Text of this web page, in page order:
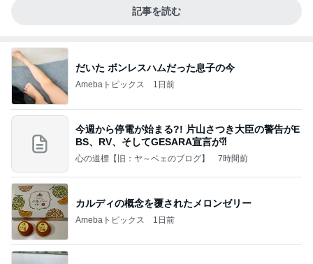
記事を読む
だいた ボンレスハムだった息子の今
Amebaトピックス 1日前
今週から停電が始まる?! 片山さつき大臣の警告がE
BS、RV、そしてGESARA宣言が⁈
心の道標【旧：ヤ～ベェのブログ】 7時間前
カルディの概念を覆されたメロンゼリー
Amebaトピックス 1日前